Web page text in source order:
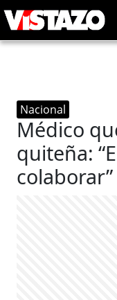
Nacional
Médico
quiteña:
colaborar”